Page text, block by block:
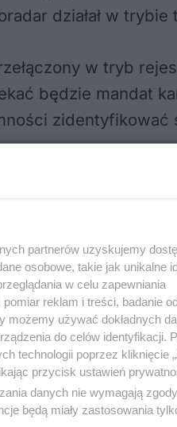
działał w trybie
w tryb
będzie mandat
zidentyfikować
kontroli
partnerów uzyskujemy
osobowe, takie jak unikalne
w celu zapewniania
reklam i treści, badanie
możemy używać dokładnych
do celów identyfikacji.
technologii poprzez kliknięcie
przycisk ustawień
danych nie wymagają
będą miały zastosowania